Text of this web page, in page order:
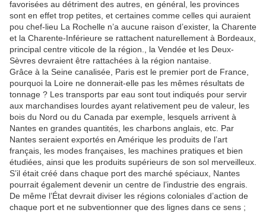
favorisées au détriment des autres, en général, les provinces
sont en effet trop petites, et certaines comme celles qui auraient
pou chef-lieu La Rochelle n’a aucune raison d’exister, la Charente
et la Charente-Inférieure se rattachent naturellement à Bordeaux,
principal centre viticole de la région., la Vendée et les Deux-
Sèvres devraient être rattachées à la région nantaise.
Grâce à la Seine canalisée, Paris est le premier port de France,
pourquoi la Loire ne donnerait-elle pas les mêmes résultats de
tonnage ? Les transports par eau sont tout indiqués pour servir
aux marchandises lourdes ayant relativement peu de valeur, les
bois du Nord ou du Canada par exemple, lesquels arrivent à
Nantes en grandes quantités, les charbons anglais, etc. Par
Nantes seraient exportés en Amérique les produits de l’art
français, les modes françaises, les machines pratiques et bien
étudiées, ainsi que les produits supérieurs de son sol merveilleux.
S’il était créé dans chaque port des marché spéciaux, Nantes
pourrait également devenir un centre de l’industrie des engrais.
De même l’État devrait diviser les régions coloniales d’action de
chaque port et ne subventionner que des lignes dans ce sens ;